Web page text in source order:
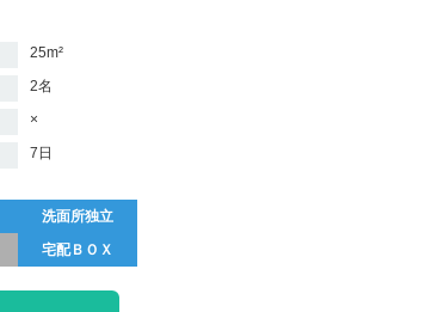
25m²
2名
×
7日
洗面所独立
宅配ＢＯＸ